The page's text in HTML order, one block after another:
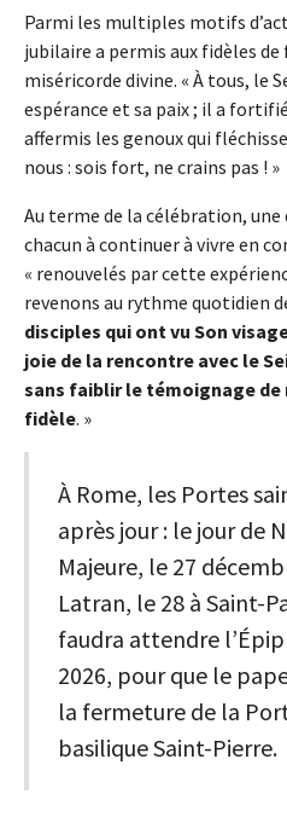
Parmi les multiples motifs
jubilaire a permis aux fidèles de
miséricorde divine. « À tous, le
espérance et sa paix ; il a
affermis les genoux qui
nous : sois fort, ne crains pas ! »
Au terme de la célébration,
chacun à continuer à vivre en
« renouvelés par cette
revenons au rythme quotidien
disciples qui ont vu Son
joie de la rencontre avec le
sans faiblir le témoignage
fidèle. »
À Rome, les Portes
après jour : le jour de
Majeure, le 27
Latran, le 28 à Saint-
faudra attendre
2026, pour que le
la fermeture de la
basilique Saint-Pierre.